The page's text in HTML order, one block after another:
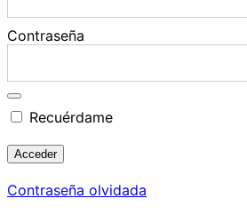
Contraseña
Recuérdame
Contraseña olvidada